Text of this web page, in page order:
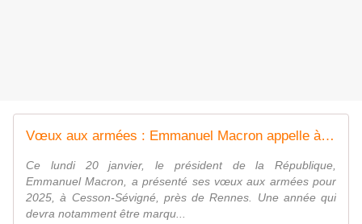
Vœux aux armées : Emmanuel Macron appelle à un choc de souveraineté européen
Ce lundi 20 janvier, le président de la République,
Emmanuel Macron, a présenté ses vœux aux armées pour
2025, à Cesson-Sévigné, près de Rennes. Une année qui
devra notamment être marqu...